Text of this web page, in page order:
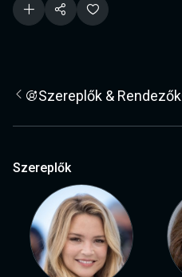
Szereplők & Rendezők
Szereplők